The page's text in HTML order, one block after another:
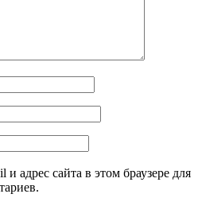
адрес сайта в этом браузере для